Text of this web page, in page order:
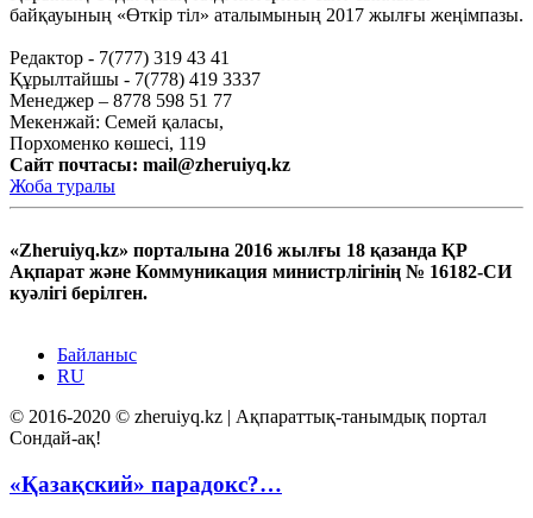
байқауының «Өткір тіл» аталымының 2017 жылғы жеңімпазы.
Редактор - 7(777) 319 43 41
Құрылтайшы - 7(778) 419 3337
Менеджер – 8778 598 51 77
Мекенжай: Семей қаласы,
Порхоменко көшесі, 119
Сайт почтасы: mail@zheruiyq.kz
Жоба туралы
«Zheruiyq.kz» порталына 2016 жылғы 18 қазанда ҚР
Ақпарат және Коммуникация министрлігінің № 16182-СИ
куәлігі берілген.
Байланыс
RU
© 2016-2020 © zheruiyq.kz | Ақпараттық-танымдық портал
Сондай-ақ!
«Қазақский» парадокс?…